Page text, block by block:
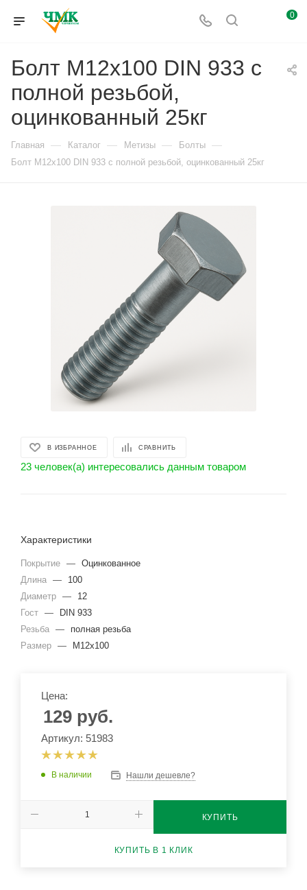
0
Болт М12x100 DIN 933 с
полной резьбой,
оцинкованный 25кг
Главная — Каталог — Метизы — Болты —
Болт М12x100 DIN 933 с полной резьбой, оцинкованный 25кг
В ИЗБРАННОЕ СРАВНИТЬ
23 человек(а) интересовались данным товаром
Характеристики
Покрытие — Оцинкованное
Длина —
100
Диаметр —
12
Гост —
DIN 933
Резьба —
полная резьба
Размер — М12x100
Цена:
129 руб.
Артикул: 51983
В наличии Нашли дешевле?
КУПИТЬ
КУПИТЬ В 1 КЛИК